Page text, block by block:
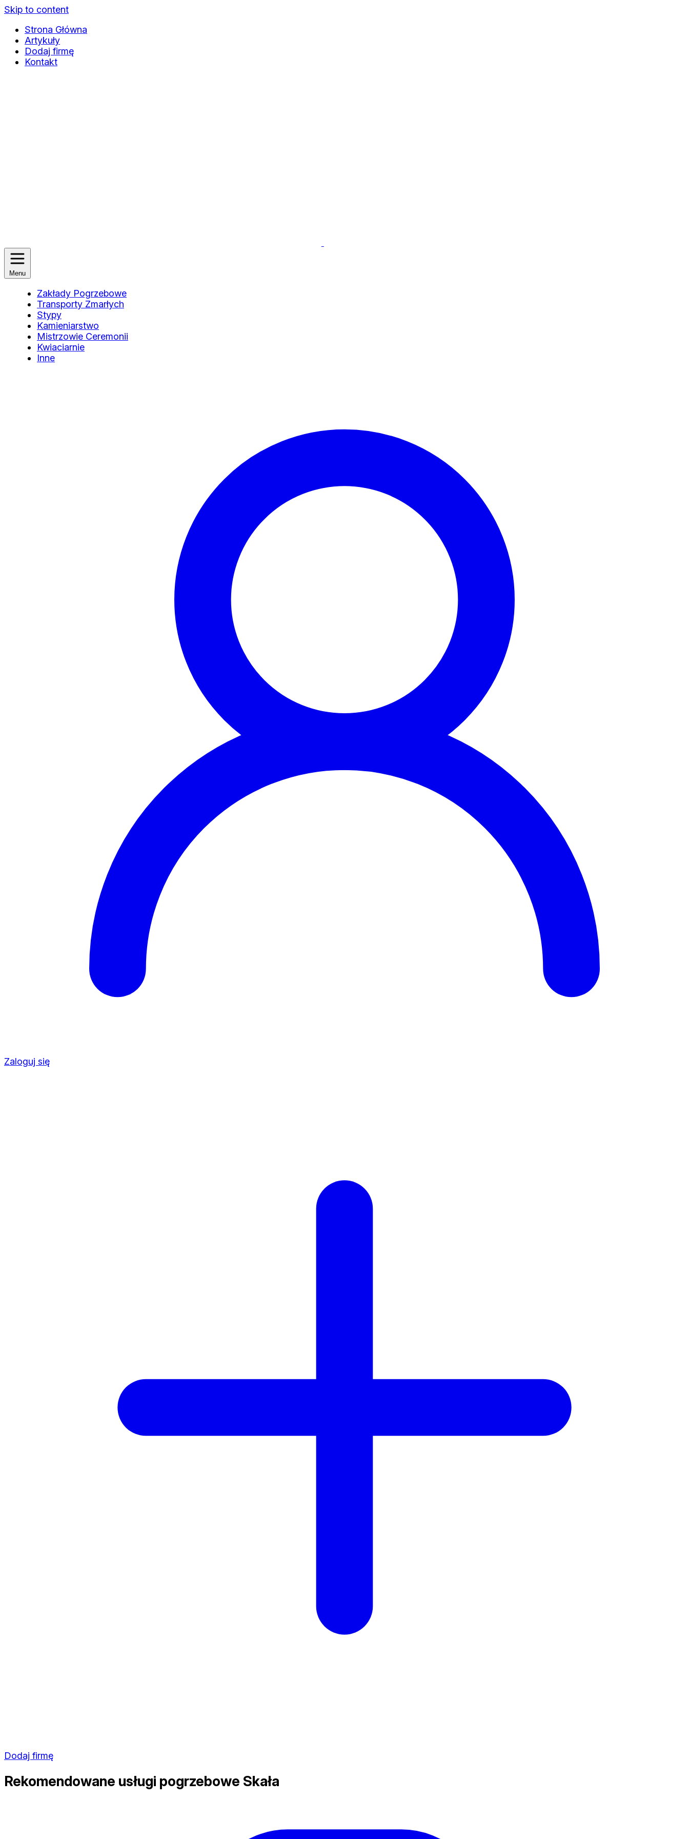
Skip to content
Strona Główna
Artykuły
Dodaj firmę
Kontakt
Menu
Zakłady Pogrzebowe
Transporty Zmarłych
Stypy
Kamieniarstwo
Mistrzowie Ceremonii
Kwiaciarnie
Inne
Zaloguj się
Dodaj firmę
Rekomendowane usługi pogrzebowe Skała